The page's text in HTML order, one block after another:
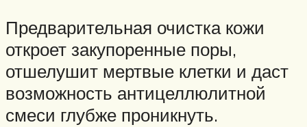
Предварительная очистка кожи
откроет закупоренные поры,
отшелушит мертвые клетки и даст
возможность антицеллюлитной
смеси глубже проникнуть.